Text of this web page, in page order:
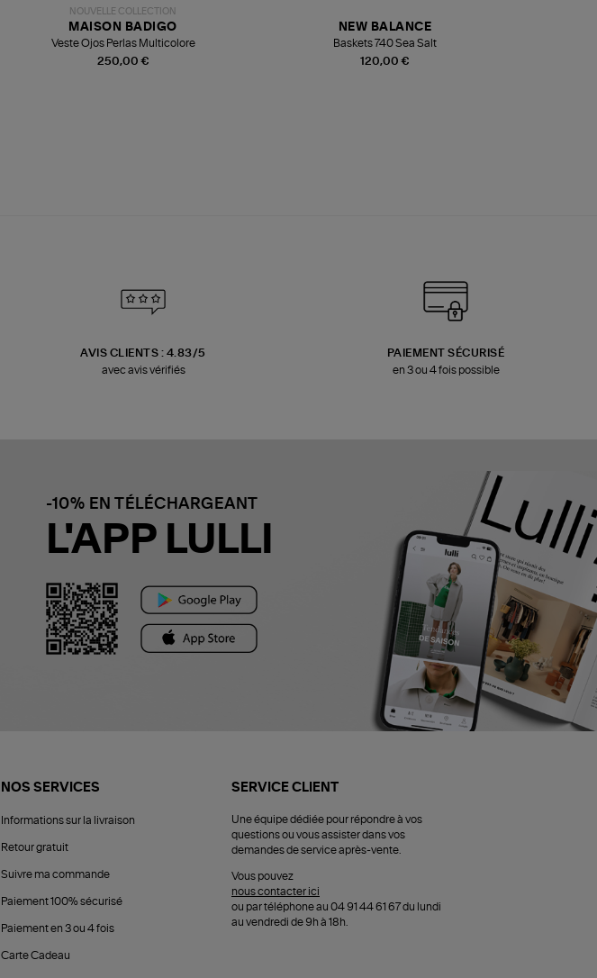
NOUVELLE COLLECTION
250,00 €
MAISON BADIGO
Veste Ojos Perlas Multicolore
120,00 €
NEW BALANCE
Baskets 740 Sea Salt
AVIS CLIENTS : 4.83/5
avec avis vérifiés
PAIEMENT SÉCURISÉ
en 3 ou 4 fois possible
-10% EN TÉLÉCHARGEANT
L'APP LULLI
NOS SERVICES
Informations sur la livraison
Retour gratuit
Suivre ma commande
Paiement 100% sécurisé
Paiement en 3 ou 4 fois
Carte Cadeau
SERVICE CLIENT
Une équipe dédiée pour répondre à vos
questions ou vous assister dans vos
demandes de service après-vente.
Vous pouvez
nous contacter ici
ou par téléphone au 04 91 44 61 67 du lundi
au vendredi de 9h à 18h.